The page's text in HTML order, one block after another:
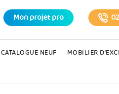
Mon projet pro
CATALOGUE NEUF MOBILIER